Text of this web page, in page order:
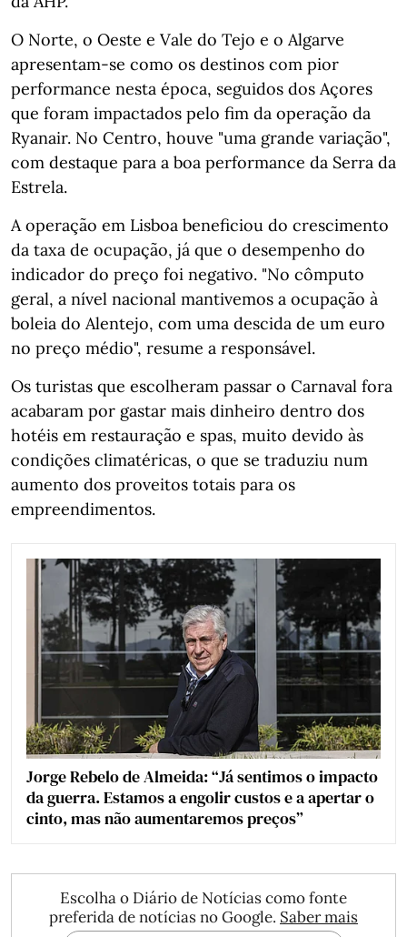
O Norte, o Oeste e Vale do Tejo e o Algarve
apresentam-se como os destinos com pior
performance nesta época, seguidos dos Açores
que foram impactados pelo fim da operação da
Ryanair. No Centro, houve "uma grande variação",
com destaque para a boa performance da Serra da
Estrela.
A operação em Lisboa beneficiou do crescimento
da taxa de ocupação, já que o desempenho do
indicador do preço foi negativo. "No cômputo
geral, a nível nacional mantivemos a ocupação à
boleia do Alentejo, com uma descida de um euro
no preço médio", resume a responsável.
Os turistas que escolheram passar o Carnaval fora
acabaram por gastar mais dinheiro dentro dos
hotéis em restauração e spas, muito devido às
condições climatéricas, o que se traduziu num
aumento dos proveitos totais para os
empreendimentos.
Jorge Rebelo de Almeida: “Já sentimos o impacto
da guerra. Estamos a engolir custos e a apertar o
cinto, mas não aumentaremos preços”
Escolha o Diário de Notícias como fonte
preferida de notícias no Google. Saber mais